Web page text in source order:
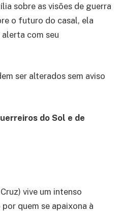
sobre as visões de guerra
o futuro do casal, ela
com seu
ser alterados sem aviso
do Sol e de
vive um intenso
quem se apaixona à